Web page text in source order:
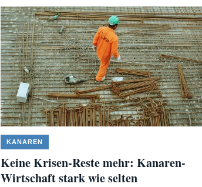
KANAREN
Keine Krisen-Reste mehr: Kanaren-
Wirtschaft stark wie selten